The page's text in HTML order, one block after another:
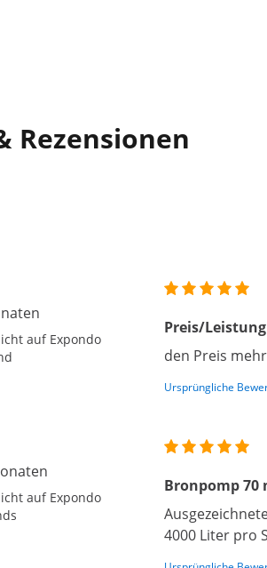
Rezensionen
auf Expondo
Preis/
den Preis
Ursprüngliche
auf Expondo
Bronpomp 70
4000 Liter pro